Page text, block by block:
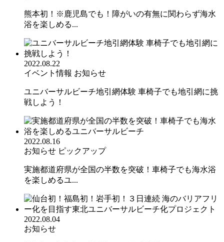
熊本初！※鹿児島でも！障がいの有無に関わらず海水
浴を楽しめる...
2022.08.22
イベント情報 お知らせ
ユニバーサルビーチ地引網体験 車椅子でも地引網に挑
戦しよう！
2022.08.16
お知らせ ピックアップ
実施都道府県が全国の半数を突破！車椅子でも海水浴
を楽しめるユ...
2022.08.04
お知らせ